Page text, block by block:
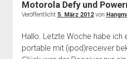
Motorola Defy und
Veröffentlicht 5. März 2012von
Hallo. Letzte Woche habe ich
portable mit (ipod)receiver